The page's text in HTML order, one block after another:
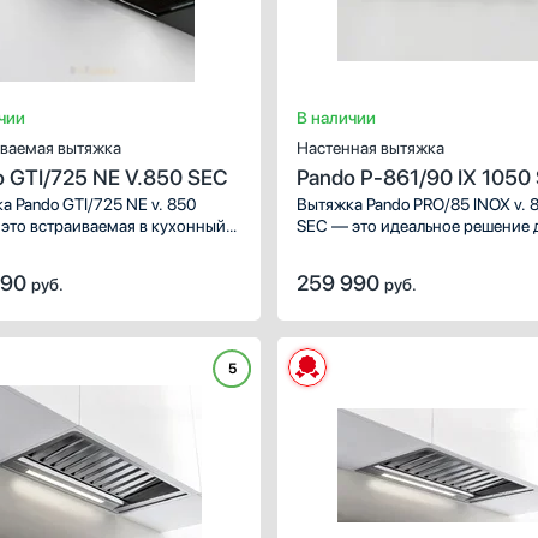
все
Цвет окантовки
Серебро
Желтый / Оранжевый
Золото
Показать все
вытяжка
GTI/725 NE V.850 SEC
Pando GTI/725 NE v. 850
встраиваемая в кухонный
стали и стекла. Она
ч с тремя скоростями
Энергоэффективность класса
шума до 60 дБ.
руб.
В наличии
Настенная вытяжка
Pando P-861/90 IX 1050
PLUS
Вытяжка Pando PRO/85 INOX v.
SEC — это идеальное решение
и паров во время готовки.
дизайну, она станет
помощником на кухне.
259 990 руб.
5